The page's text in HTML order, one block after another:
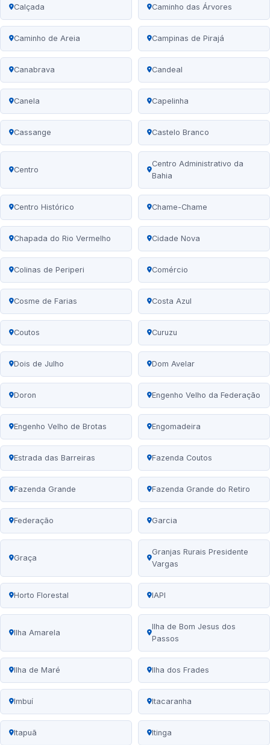
Calçada Caminho das Árvores
Caminho de Areia Campinas de Pirajá
Canabrava Candeal
Canela Capelinha
Cassange Castelo Branco
Centro
Centro Administrativo da
Bahia
Centro Histórico Chame-Chame
Chapada do Rio Vermelho Cidade Nova
Colinas de Periperi Comércio
Cosme de Farias Costa Azul
Coutos Curuzu
Dois de Julho Dom Avelar
Doron Engenho Velho da Federação
Engenho Velho de Brotas Engomadeira
Estrada das Barreiras Fazenda Coutos
Fazenda Grande Fazenda Grande do Retiro
Federação Garcia
Graça
Granjas Rurais Presidente
Vargas
Horto Florestal IAPI
Ilha Amarela
Ilha de Bom Jesus dos
Passos
Ilha de Maré Ilha dos Frades
Imbuí Itacaranha
Itapuã Itinga